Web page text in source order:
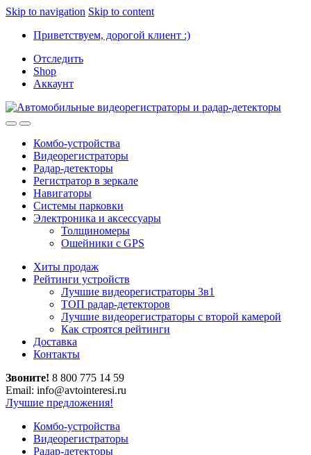
Skip to navigation Skip to content
Приветствуем, дорогой клиент :)
Отследить
Shop
Аккаунт
Комбо-устройства
Видеорегистраторы
Радар-детекторы
Регистратор в зеркале
Навигаторы
Системы парковки
Электроника и аксессуары
Толщиномеры
Ошейники с GPS
Хиты продаж
Рейтинги устройств
Лучшие видеорегистраторы 3в1
ТОП радар-детекторов
Лучшие видеорегистраторы с второй камерой
Как строятся рейтинги
Доставка
Контакты
Звоните! 8 800 775 14 59
Email: info@avtointeresi.ru
Лучшие предложения!
Комбо-устройства
Видеорегистраторы
Радар-детекторы